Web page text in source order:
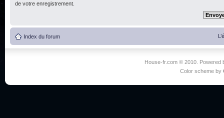
de votre enregistrement.
Index du forum
House-fr.com © 2010. Powered
Color scheme by